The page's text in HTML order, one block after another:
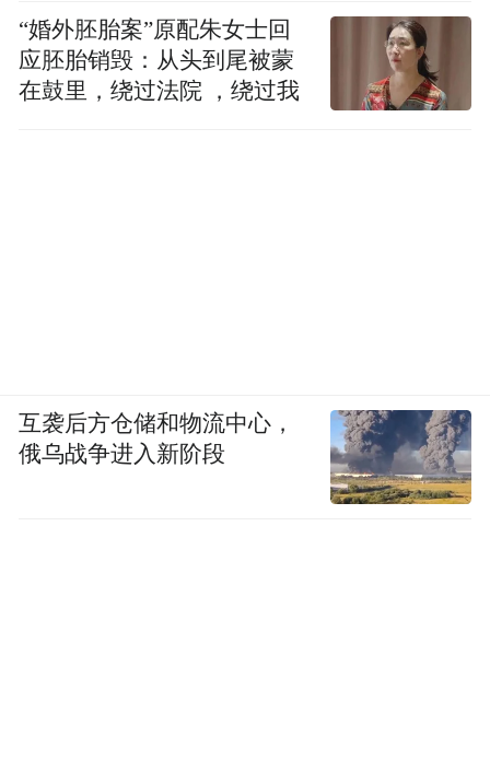
“婚外胚胎案”原配朱女士回
应胚胎销毁：从头到尾被蒙
在鼓里，绕过法院 ，绕过我
互袭后方仓储和物流中心，
俄乌战争进入新阶段